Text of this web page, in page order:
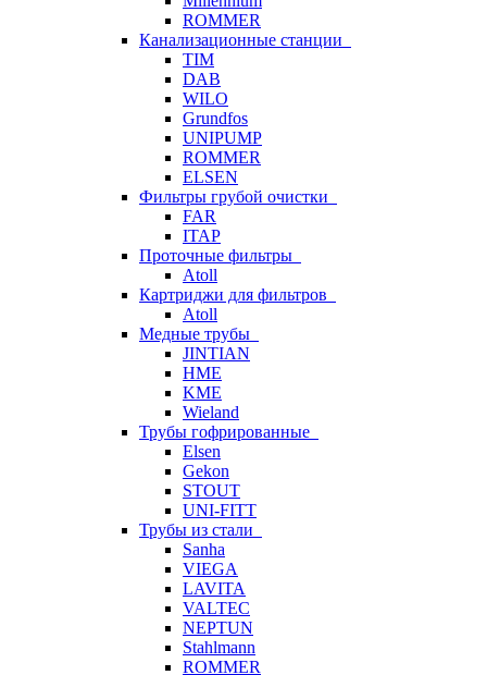
ROMMER
Канализационные станции
TIM
DAB
WILO
Grundfos
UNIPUMP
ROMMER
ELSEN
Фильтры грубой очистки
FAR
ITAP
Проточные фильтры
Atoll
Картриджи для фильтров
Atoll
Медные трубы
JINTIAN
HME
KME
Wieland
Трубы гофрированные
Elsen
Gekon
STOUT
UNI-FITT
Трубы из стали
Sanha
VIEGA
LAVITA
VALTEC
NEPTUN
Stahlmann
ROMMER